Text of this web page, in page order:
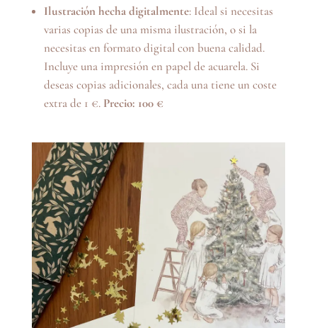
Ilustración hecha digitalmente: Ideal si necesitas
varias copias de una misma ilustración, o si la
necesitas en formato digital con buena calidad.
Incluye una impresión en papel de acuarela. Si
deseas copias adicionales, cada una tiene un coste
extra de 1 €. Precio: 100 €